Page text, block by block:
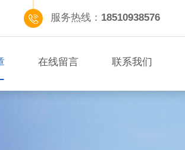
服务热线： 18510938576
在线留言 联系我们